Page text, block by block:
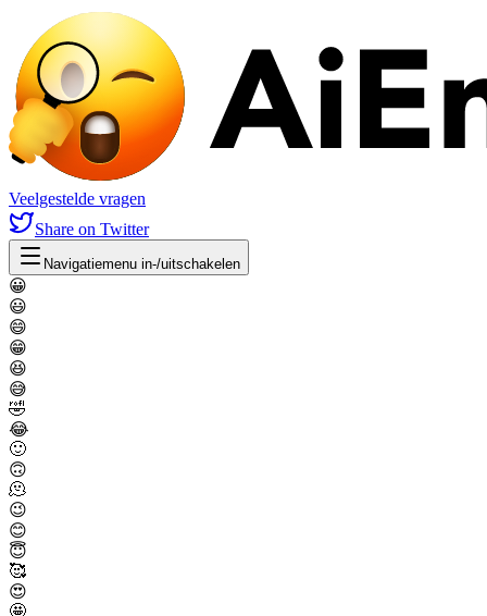
Veelgestelde vragen
Share on Twitter
Navigatiemenu in-/uitschakelen
😀
😃
😄
😁
😆
😅
🤣
😂
🙂
🙃
🫠
😉
😊
😇
🥰
😍
🤩